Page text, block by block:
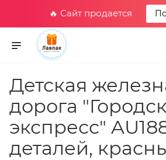
🔥 Сайт продается
Детская
дорога
экспресс"
деталей,